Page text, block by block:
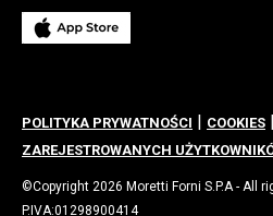
POLITYKA PRYWATNOŚCI | COOKIES |
ZAREJESTROWANYCH
©Copyright 2026 Moretti Forni S.P.A - All
P.IVA:01298900414